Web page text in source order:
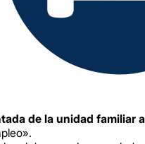
de la unidad familiar